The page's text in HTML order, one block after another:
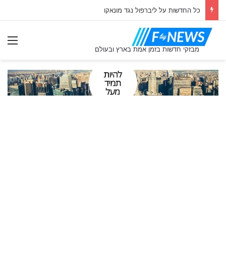
כל החדשות על ליברפול נגד מונאקו